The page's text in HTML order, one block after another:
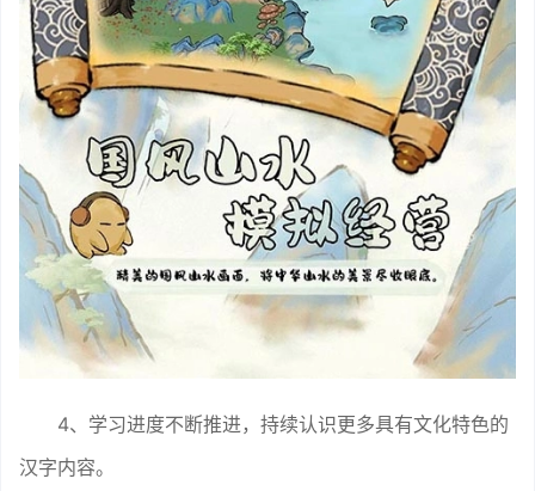
4、学习进度不断推进，持续认识更多具有文化特色的
汉字内容。